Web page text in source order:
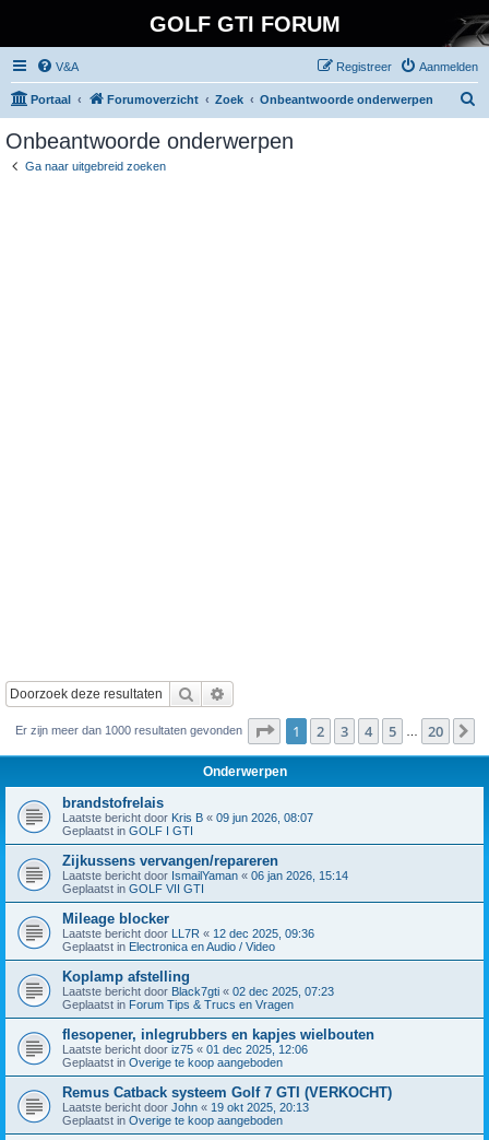
GOLF GTI FORUM
V&A Aanmelden
Registreer
Portaal Forumoverzicht Zoek Onbeantwoorde onderwerpen
Onbeantwoorde onderwerpen
Ga naar uitgebreid zoeken
Zoek
Er zijn meer dan 1000 resultaten gevonden Pagina van 20
1 2 3 4 5 20
Onderwerpen
brandstofrelais
Laatste bericht door Kris B « 09 jun 2026, 08:07
Geplaatst in GOLF I GTI
Zijkussens vervangen/repareren
Laatste bericht door IsmailYaman « 06 jan 2026, 15:14
Geplaatst in GOLF VII GTI
Mileage blocker
Laatste bericht door LL7R « 12 dec 2025, 09:36
Geplaatst in Electronica en Audio / Video
Koplamp afstelling
Laatste bericht door Black7gti « 02 dec 2025, 07:23
Geplaatst in Forum Tips & Trucs en Vragen
flesopener, inlegrubbers en kapjes wielbouten
Laatste bericht door iz75 « 01 dec 2025, 12:06
Geplaatst in Overige te koop aangeboden
Remus Catback systeem Golf 7 GTI (VERKOCHT)
Laatste bericht door John « 19 okt 2025, 20:13
Geplaatst in Overige te koop aangeboden